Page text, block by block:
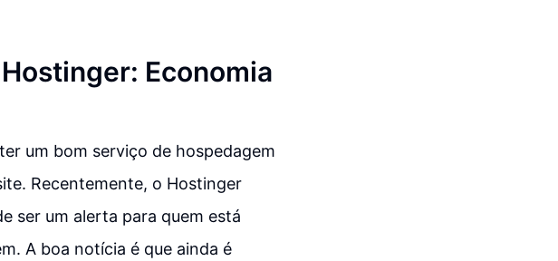
Economia
um bom serviço de hospedagem
Recentemente, o Hostinger
ser um alerta para quem está
A boa notícia é que ainda é